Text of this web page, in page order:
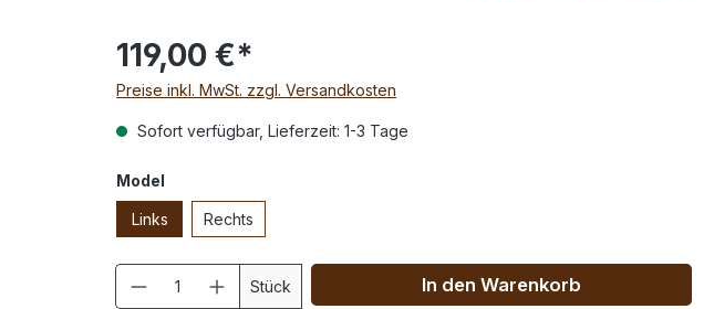
119,00 €*
Preise inkl. MwSt. zzgl. Versandkosten
Sofort verfügbar, Lieferzeit: 1-3 Tage
Model
Links Rechts
Anzahl
Stück In den Warenkorb